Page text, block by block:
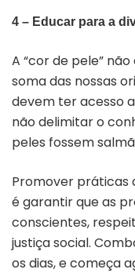
4 – Educar para a
A “cor de pele”
soma das nossas
devem ter acesso
não delimitar o
peles fossem
Promover práticas
é garantir que as
conscientes,
justiça social.
os dias, e começa